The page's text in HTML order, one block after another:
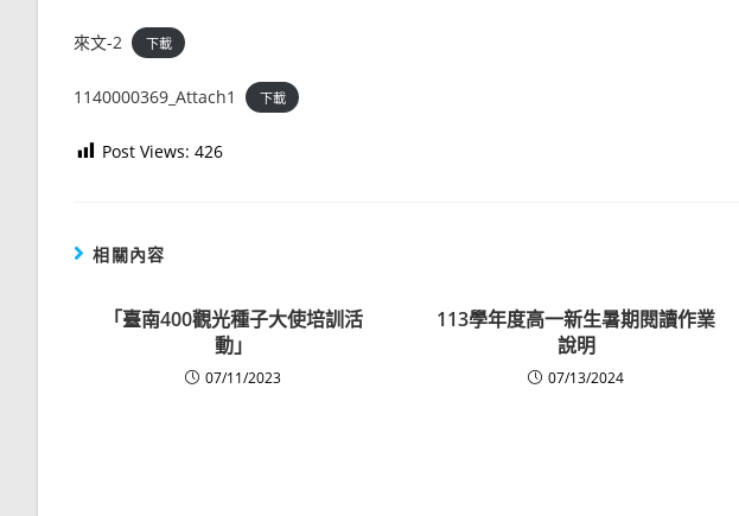
來文-2 下載
1140000369_Attach1 下載
Post Views: 426
相關內容
「臺南400觀光種子大使培訓活
動」
07/11/2023
113學年度高一新生暑期閱讀作業
說明
07/13/2024